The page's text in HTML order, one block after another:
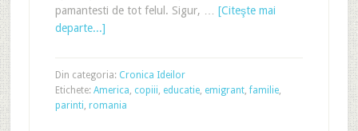
pamantesti de tot felul. Sigur, … [Citeşte mai
departe...]
Din categoria: Cronica Ideilor
Etichete: America, copiii, educatie, emigrant,familie,
parinti, romania